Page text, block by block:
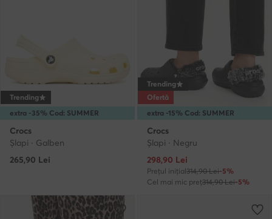
extra -35% Cod: SUMMER
Trending
Crocs
Şlapi · Galben
265,90 Lei
extra -15% Cod: SUMMER
Trending
Ofertă
Crocs
Şlapi · Negru
Prețul actual
298,90 Lei
Prețul inițial314,90 Lei-5%
Cel mai mic preț314,90 Lei-5%